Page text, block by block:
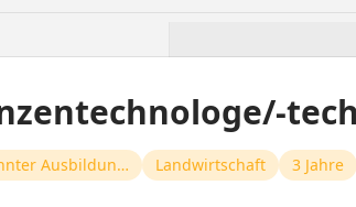
Anerkannter Ausbildungsberuf Landwirtschaft 3 Jahre